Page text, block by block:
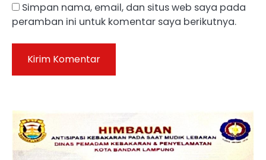
Simpan nama, email, dan situs web saya pada
peramban ini untuk komentar saya berikutnya.